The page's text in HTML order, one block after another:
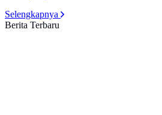
Selengkapnya
Berita Terbaru